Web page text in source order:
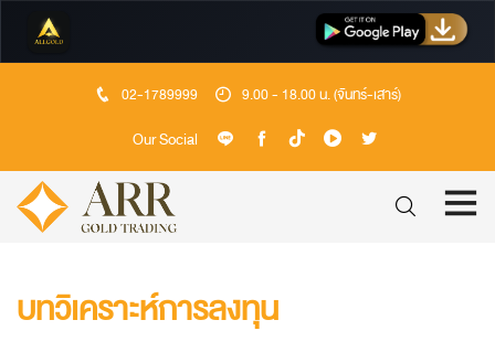
02-1789999 9.00 - 18.00 น. (จันทร์-เสาร์)
Our Social
บทวิเคราะห์การลงทุน